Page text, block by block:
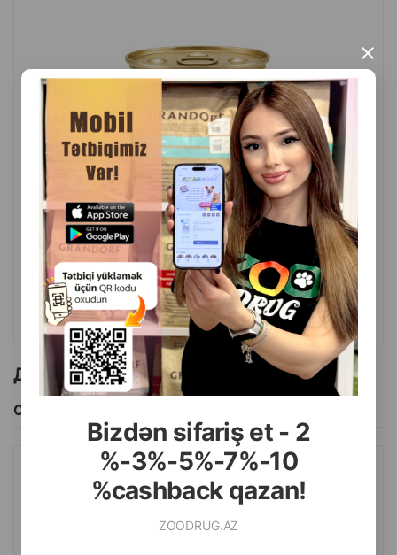
Bizdən sifariş et - 2
%-3%-5%-7%-10
%cashback qazan!
ZOODRUG.AZ
×
( Отзывы)
Масса Цена
Купить
85 гр (консерва)
2.30
КУПИТЬ
Другие товоры бренда
Смотреть Все
ВЛАЖНЫЙ КОРМ KÖTT CAT URINARY ДЛЯ ЗДОРОВЬЯ ПОЧЕК
КОШЕК С ЛОСОСЕМ 75 ГР.